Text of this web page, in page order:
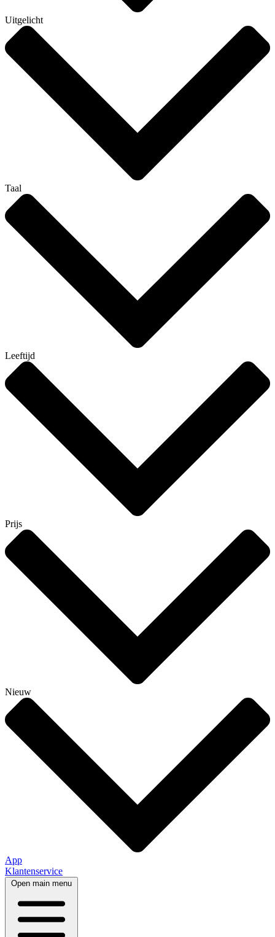
Uitgelicht
Taal
Leeftijd
Prijs
Nieuw
App
Klantenservice
Open main menu